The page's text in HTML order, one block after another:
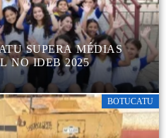
SUPERA MÉDIAS
NO IDEB 2025
BOTUCATU